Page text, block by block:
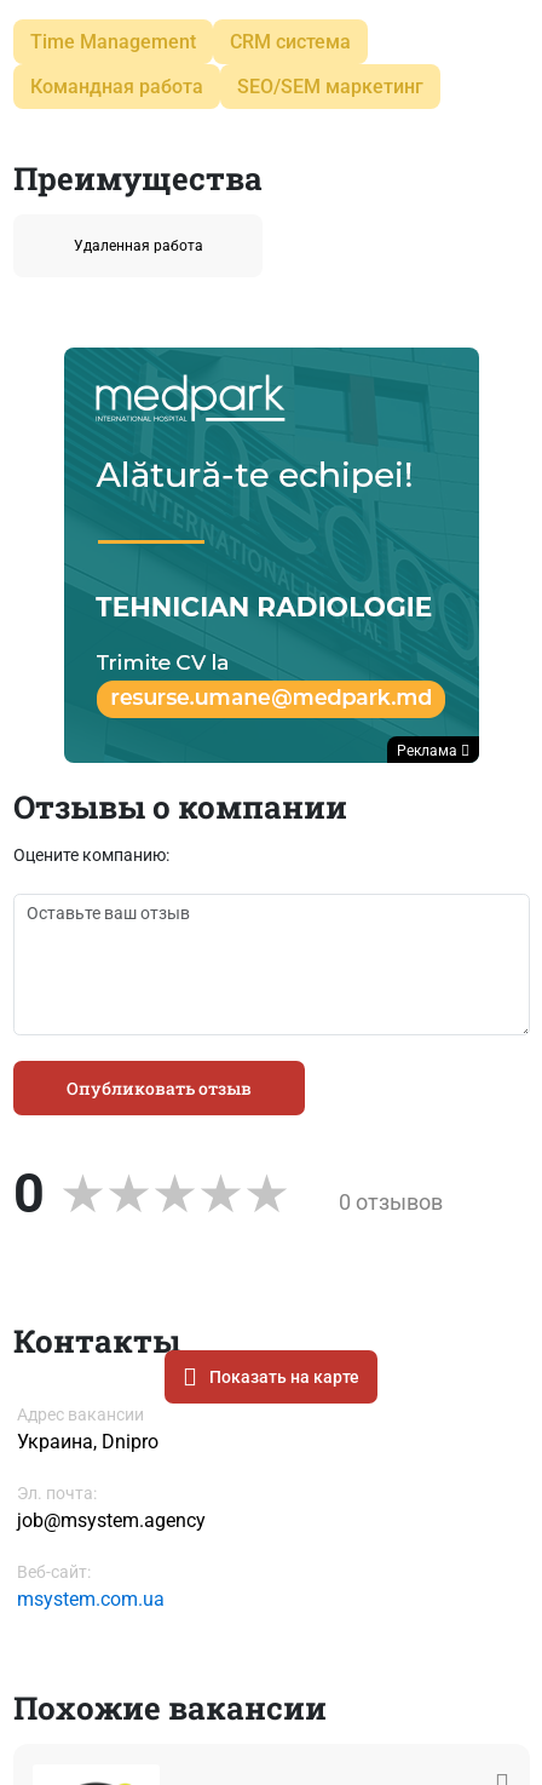
Time Management
CRM система
Командная работа
SEO/SEM маркетинг
Преимущества
Удаленная работа
Реклама
Отзывы о компании
Оцените компанию:
Опубликовать отзыв
0 0 отзывов
Контакты
Показать на карте
Адрес вакансии
Украина, Dnipro
Эл. почта:
job@msystem.agency
Веб-сайт:
msystem.com.ua
Похожие вакансии